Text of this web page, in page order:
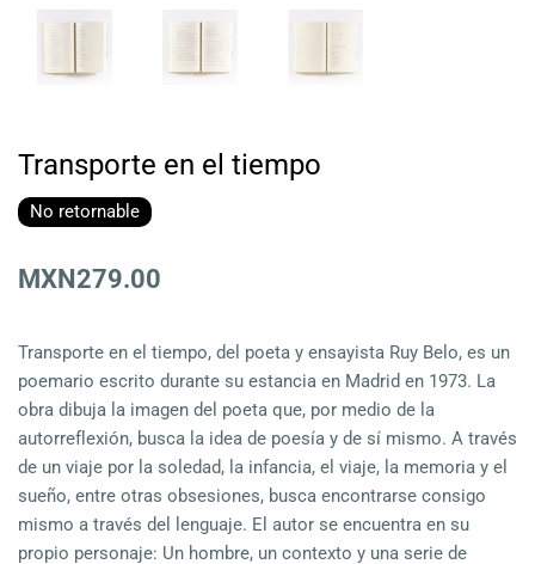
Transporte en el tiempo
No retornable
MXN279.00
Transporte en el tiempo, del poeta y ensayista Ruy Belo, es un
poemario escrito durante su estancia en Madrid en 1973. La
obra dibuja la imagen del poeta que, por medio de la
autorreflexión, busca la idea de poesía y de sí mismo. A través
de un viaje por la soledad, la infancia, el viaje, la memoria y el
sueño, entre otras obsesiones, busca encontrarse consigo
mismo a través del lenguaje. El autor se encuentra en su
propio personaje: Un hombre, un contexto y una serie de